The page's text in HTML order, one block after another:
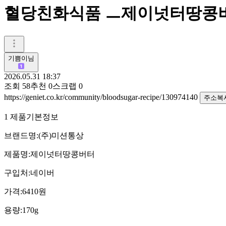
혈당친화식품 ㅡ제이넛터땅콩
기쁨이님
2026.05.31 18:37
조회 58추천 0스크랩 0
https://geniet.co.kr/community/bloodsugar-recipe/130974140
주소복
1 제품기본정보
브랜드명:(주)미션통상
제품명:제이넛터땅콩버터
구입처:네이버
가격:6410원
용량:170g